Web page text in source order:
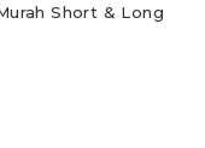
Short & Long